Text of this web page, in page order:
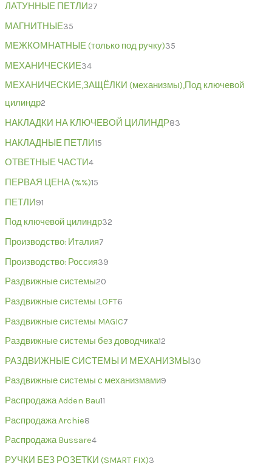
ЛАТУННЫЕ ПЕТЛИ27
МАГНИТНЫЕ35
МЕЖКОМНАТНЫЕ (только под ручку)35
МЕХАНИЧЕСКИЕ34
МЕХАНИЧЕСКИЕ,ЗАЩЁЛКИ (механизмы),Под ключевой
цилиндр2
НАКЛАДКИ НА КЛЮЧЕВОЙ ЦИЛИНДР83
НАКЛАДНЫЕ ПЕТЛИ15
ОТВЕТНЫЕ ЧАСТИ4
ПЕРВАЯ ЦЕНА (%%)15
ПЕТЛИ91
Под ключевой цилиндр32
Производство: Италия7
Производство: Россия39
Раздвижные системы20
Раздвижные системы LOFT6
Раздвижные системы MAGIC7
Раздвижные системы без доводчика12
РАЗДВИЖНЫЕ СИСТЕМЫ И МЕХАНИЗМЫ 30
Раздвижные системы с механизмами9
Распродажа Adden Bau11
Распродажа Archie8
Распродажа Bussare4
РУЧКИ БЕЗ РОЗЕТКИ (SMART FIX)3